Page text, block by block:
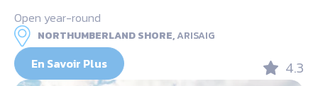
Open year-round
NORTHUMBERLAND SHORE,ARISAIG
En Savoir Plus 4.3